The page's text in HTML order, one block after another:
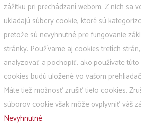
zážitku pri prechádzaní webom. Z nich sa
ukladajú súbory cookie, ktoré sú
pretože sú nevyhnutné pre fungovanie
stránky. Používame aj cookies tretích
analyzovať a pochopiť, ako používate
cookies budú uložené vo vašom
Máte tiež možnosť zrušiť tieto cookies.
súborov cookie však môže ovplyvniť váš
Nevyhnutné